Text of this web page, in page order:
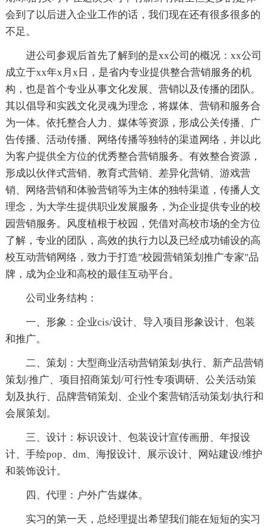
会到了以后进入企业工作的话，我们现在还有很多很多的
不足。
进公司参观后首先了解到的是xx公司的概况：xx公司
成立于xx年x月x日，是省内专业提供整合营销服务的机
构，也是首个专业从事文化发展、营销以及传播的团队。
其以倡导和实践文化灵魂为理念，将媒体、营销和服务合
为一体。依托整合人力、媒体等资源，形成公关传播、广
告传播、活动传播、网络传播等独特的渠道网络，并以此
为客户提供全方位的优秀整合营销服务。有效整合资源，
形成以伙伴式营销、教育式营销、差异化营销、游戏营
销、网络营销和体验营销等为主体的独特渠道，传播人文
理念，为大学生提供职业发展服务，为企业提供专业的校
园营销服务。风度植根于校园，凭借对高校市场的全方位
了解，专业的团队，高效的执行力以及已经成功铺设的高
校互动营销网络，致力于打造"校园营销策划推广专家"品
牌，成为企业和高校的最佳互动平台。
公司业务结构：
一、形象：企业cis/设计、导入项目形象设计、包装
和推广。
二、策划：大型商业活动营销策划/执行、新产品营销
策划/推广、项目招商策划/可行性专项调研、公关活动策
划及执行、品牌营销策划、企业个案营销活动策划/执行和
会展策划。
三、设计：标识设计、包装设计宣传画册、年报设
计、手绘pop、dm、海报设计、展示设计、网站建设/维护
和装饰设计。
四、代理：户外广告媒体。
实习的第一天，总经理提出希望我们能在短短的实习